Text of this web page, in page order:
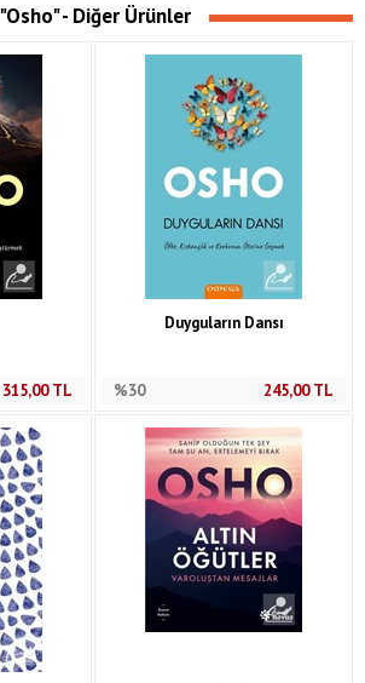
"Osho" - Diğer Ürünler
315,00TL
Duyguların Dansı
%30 245,00TL